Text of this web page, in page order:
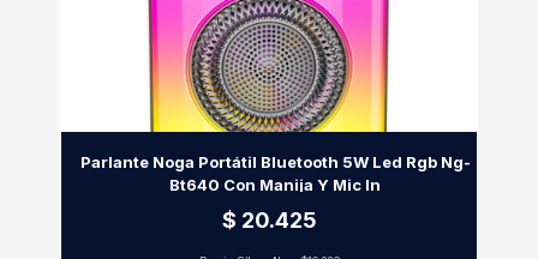
Parlante Noga Portátil Bluetooth 5W Led Rgb Ng-
Bt640 Con Manija Y Mic In
$ 20.425